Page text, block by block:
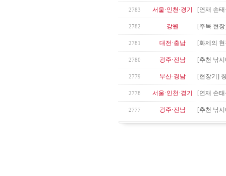
2783 서울·인천·경기 [연재 손
2782 강원 [주목 현
2781 대전·충남 [화제의
2780 광주·전남 [추천 낚
2779 부산·경남 [현장기]
2778 서울·인천·경기 [연재 손
2777 광주·전남 [추천 낚